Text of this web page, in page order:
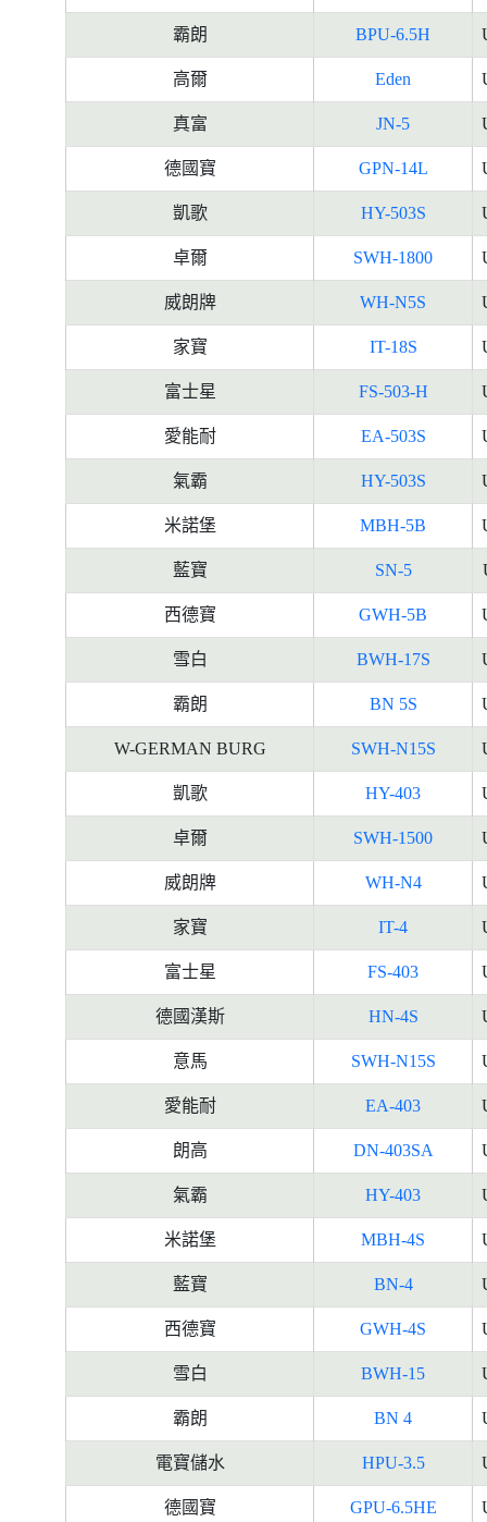
霸朗 BPU-6.5H
高爾 Eden
真富 JN-5
德國寶 GPN-14L
凱歌 HY-503S
卓爾 SWH-1800
威朗牌 WH-N5S
家寶 IT-18S
富士星 FS-503-H
愛能耐 EA-503S
氣霸 HY-503S
米諾堡 MBH-5B
藍寶 SN-5
西德寶 GWH-5B
雪白 BWH-17S
霸朗 BN 5S
W-GERMAN BURG SWH-N15S
凱歌 HY-403
卓爾 SWH-1500
威朗牌 WH-N4
家寶 IT-4
富士星 FS-403
德國漢斯 HN-4S
意馬 SWH-N15S
愛能耐 EA-403
朗高 DN-403SA
氣霸 HY-403
米諾堡 MBH-4S
藍寶 BN-4
西德寶 GWH-4S
雪白 BWH-15
霸朗 BN 4
電寶儲水 HPU-3.5
德國寶 GPU-6.5HE